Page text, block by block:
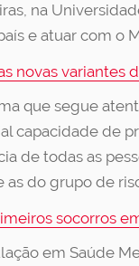
na
e atuar com o
novas variantes
que segue
capacidade de
de todas as
do grupo de
socorros
em Saúde